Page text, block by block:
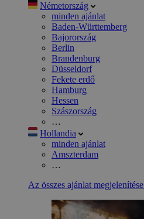
Németország
minden ajánlat
Baden-Württemberg
Bajorország
Berlin
Brandenburg
Düsseldorf
Fekete erdő
Hamburg
Hessen
Szászország
…
Hollandia
minden ajánlat
Amszterdam
…
Az összes ajánlat megjelenítése